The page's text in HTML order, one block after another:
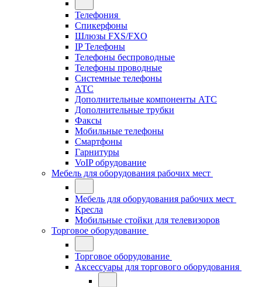
Телефония
Спикерфоны
Шлюзы FXS/FXO
IP Телефоны
Телефоны беспроводные
Телефоны проводные
Системные телефоны
АТС
Дополнительные компоненты АТС
Дополнительные трубки
Факсы
Мобильные телефоны
Смартфоны
Гарнитуры
VoIP обрудование
Мебель для оборудования рабочих мест
Мебель для оборудования рабочих мест
Кресла
Мобильные стойки для телевизоров
Торговое оборудование
Торговое оборудование
Аксессуары для торгового оборудования